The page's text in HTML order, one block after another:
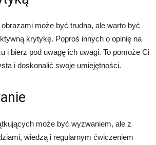
obrazami może być trudna, ale warto być
krytykę. Poproś innych o opinię na
i bierz pod uwagę ich uwagi. To pomoże Ci
i doskonalić swoje umiejętności.
może być wyzwaniem, ale z
wiedzą i regularnym ćwiczeniem